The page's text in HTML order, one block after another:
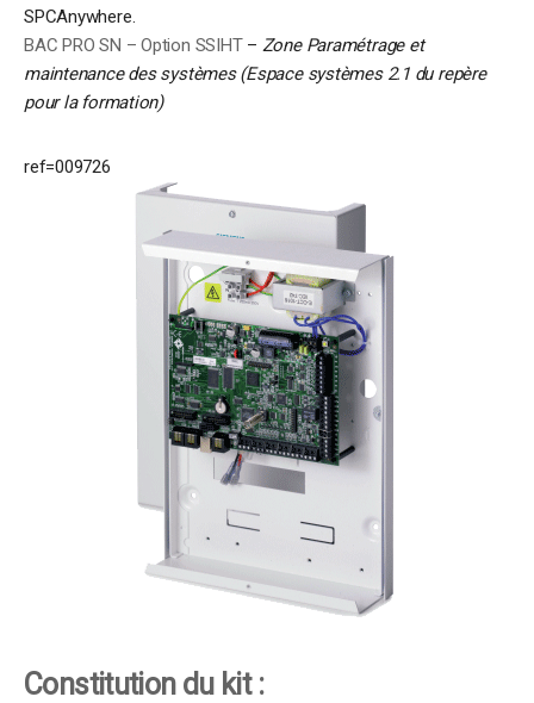
SPCAnywhere.
BAC PRO SN – Option SSIHT– Zone Paramétrage et
maintenance des systèmes (Espace systèmes 2.1 du repère
pour la formation)
ref=009726
Constitution du kit :